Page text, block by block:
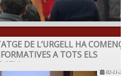
DE L’URGELL HA COMENÇAT
A TOTS ELS
02-11-2022